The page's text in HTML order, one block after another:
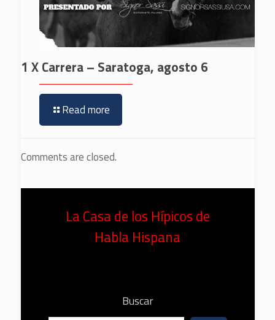
1 X Carrera – Saratoga, agosto 6
Read more
Comments are closed.
La Casa de los Hípicos de
Habla Hispana
Buscar